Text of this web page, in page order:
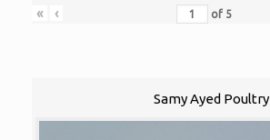
« ‹ of 5
Samy Ayed Poultry